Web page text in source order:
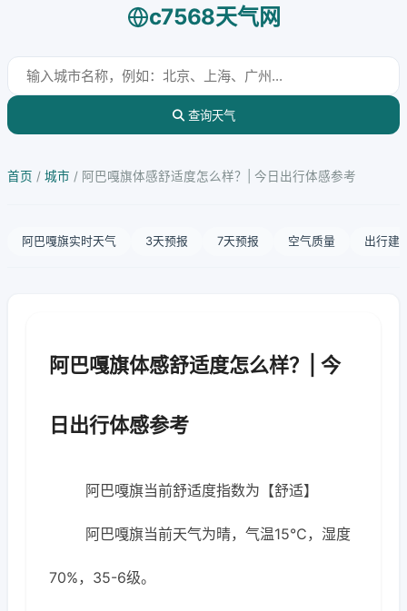
c7568天气网
查询天气
首页 / 城市 / 阿巴嘎旗体感舒适度怎么样？| 今日出行体感参考
阿巴嘎旗实时天气 3天预报 7天预报 空气质量 出行建
阿巴嘎旗体感舒适度怎么样？| 今
日出行体感参考
阿巴嘎旗当前舒适度指数为【舒适】
阿巴嘎旗当前天气为晴，气温15℃，湿度
70%，35-6级。